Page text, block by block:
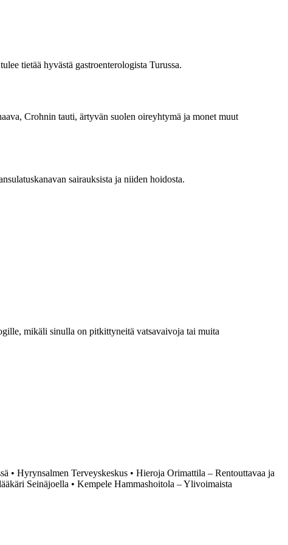
tietää hyvästä gastroenterologista Turussa.
Crohnin tauti, ärtyvän suolen oireyhtymä ja monet muut
sairauksista ja niiden hoidosta.
mikäli sinulla on pitkittyneitä vatsavaivoja tai muita
• Hyrynsalmen Terveyskeskus • Hieroja Orimattila – Rentouttavaa ja
Seinäjoella • Kempele Hammashoitola – Ylivoimaista